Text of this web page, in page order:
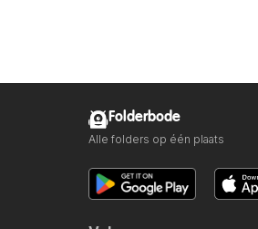
Folderbode
Alle folders op één plaats